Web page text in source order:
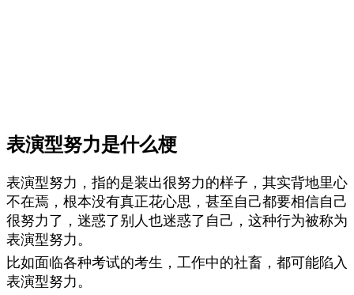
表演型努力是什么梗
表演型努力，指的是装出很努力的样子，其实背地里心
不在焉，根本没有真正花心思，甚至自己都要相信自己
很努力了，迷惑了别人也迷惑了自己，这种行为被称为
表演型努力。
比如面临各种考试的‌‌‌‌‌‌‌‌‌‌考生，工作中的社畜，都可能陷入
表演型努力。